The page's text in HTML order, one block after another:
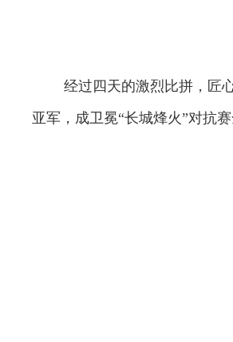
经过四天的激烈比拼，匠
亚军，成卫冕“长城烽火”对抗